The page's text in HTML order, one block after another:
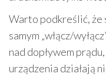
Warto podkreślić, że
samym „włącz/
nad dopływem
urządzenia działają